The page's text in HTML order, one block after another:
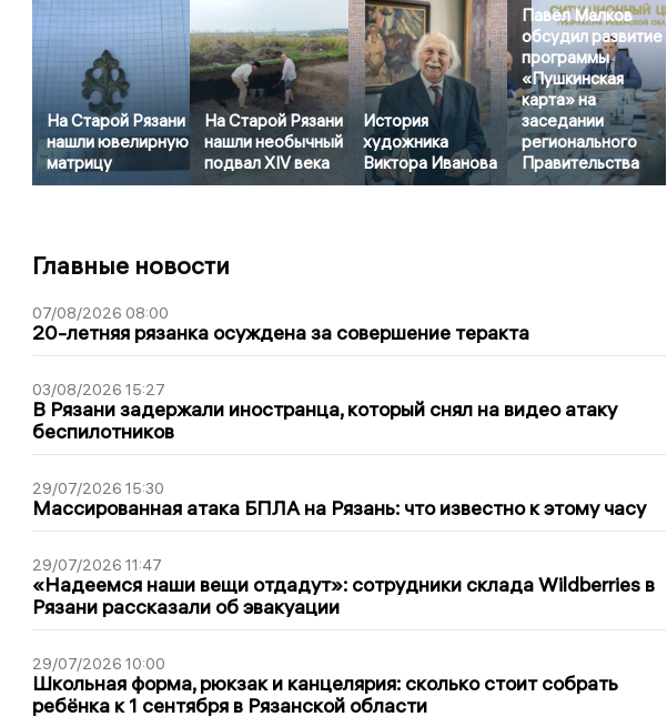
На Старой Рязани
нашли ювелирную
матрицу
На Старой Рязани
нашли необычный
подвал XIV века
История
художника
Виктора Иванова
Павел Малков
обсудил развитие
программы
«Пушкинская
карта» на
заседании
регионального
Правительства
Главные новости
07/08/2026 08:00
20-летняя рязанка осуждена за совершение теракта
03/08/2026 15:27
В Рязани задержали иностранца, который снял на видео атаку
беспилотников
29/07/2026 15:30
Массированная атака БПЛА на Рязань: что известно к этому часу
29/07/2026 11:47
«Надеемся наши вещи отдадут»: сотрудники склада Wildberries в
Рязани рассказали об эвакуации
29/07/2026 10:00
Школьная форма, рюкзак и канцелярия: сколько стоит собрать
ребёнка к 1 сентября в Рязанской области